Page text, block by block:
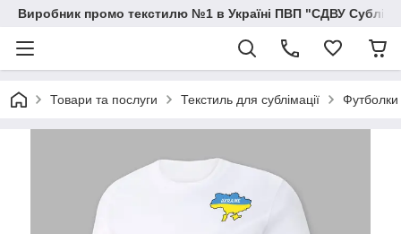
Виробник промо текстилю №1 в Україні ПВП "СДВУ
Товари та послуги Текстиль для сублімації Футболки